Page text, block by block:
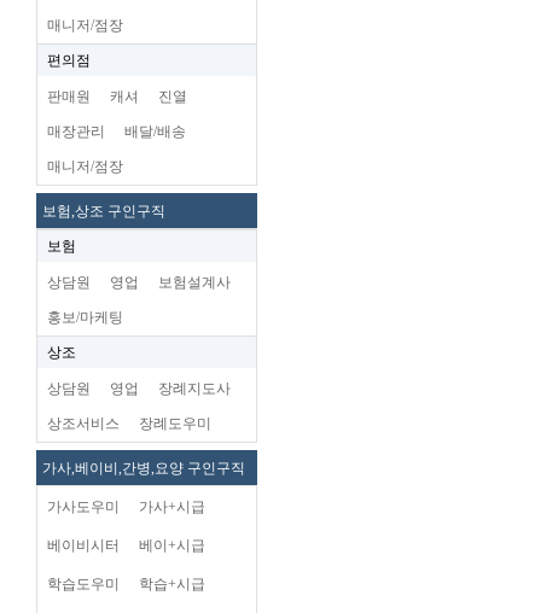
매니저/점장
편의점
판매원 캐셔 진열
매장관리 배달/배송
매니저/점장
보험,상조 구인구직
보험
상담원 영업 보험설계사
홍보/마케팅
상조
상담원 영업 장례지도사
상조서비스 장례도우미
가사,베이비,간병,요양 구인구직
가사도우미 가사+시급
베이비시터 베이+시급
학습도우미 학습+시급